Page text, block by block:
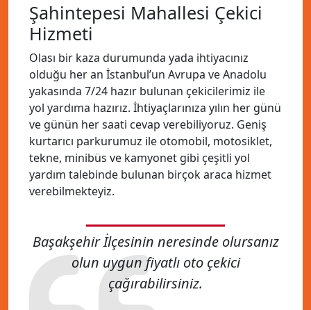
Şahintepesi Mahallesi Çekici
Hizmeti
Olası bir kaza durumunda yada ihtiyacınız
olduğu her an İstanbul’un Avrupa ve Anadolu
yakasında 7/24 hazır bulunan çekicilerimiz ile
yol yardıma hazırız. İhtiyaçlarınıza yılın her günü
ve günün her saati cevap verebiliyoruz. Geniş
kurtarıcı parkurumuz ile otomobil, motosiklet,
tekne, minibüs ve kamyonet gibi çeşitli yol
yardım talebinde bulunan birçok araca hizmet
verebilmekteyiz.
Başakşehir İlçesinin neresinde olursanız
olun uygun fiyatlı oto çekici
çağırabilirsiniz.